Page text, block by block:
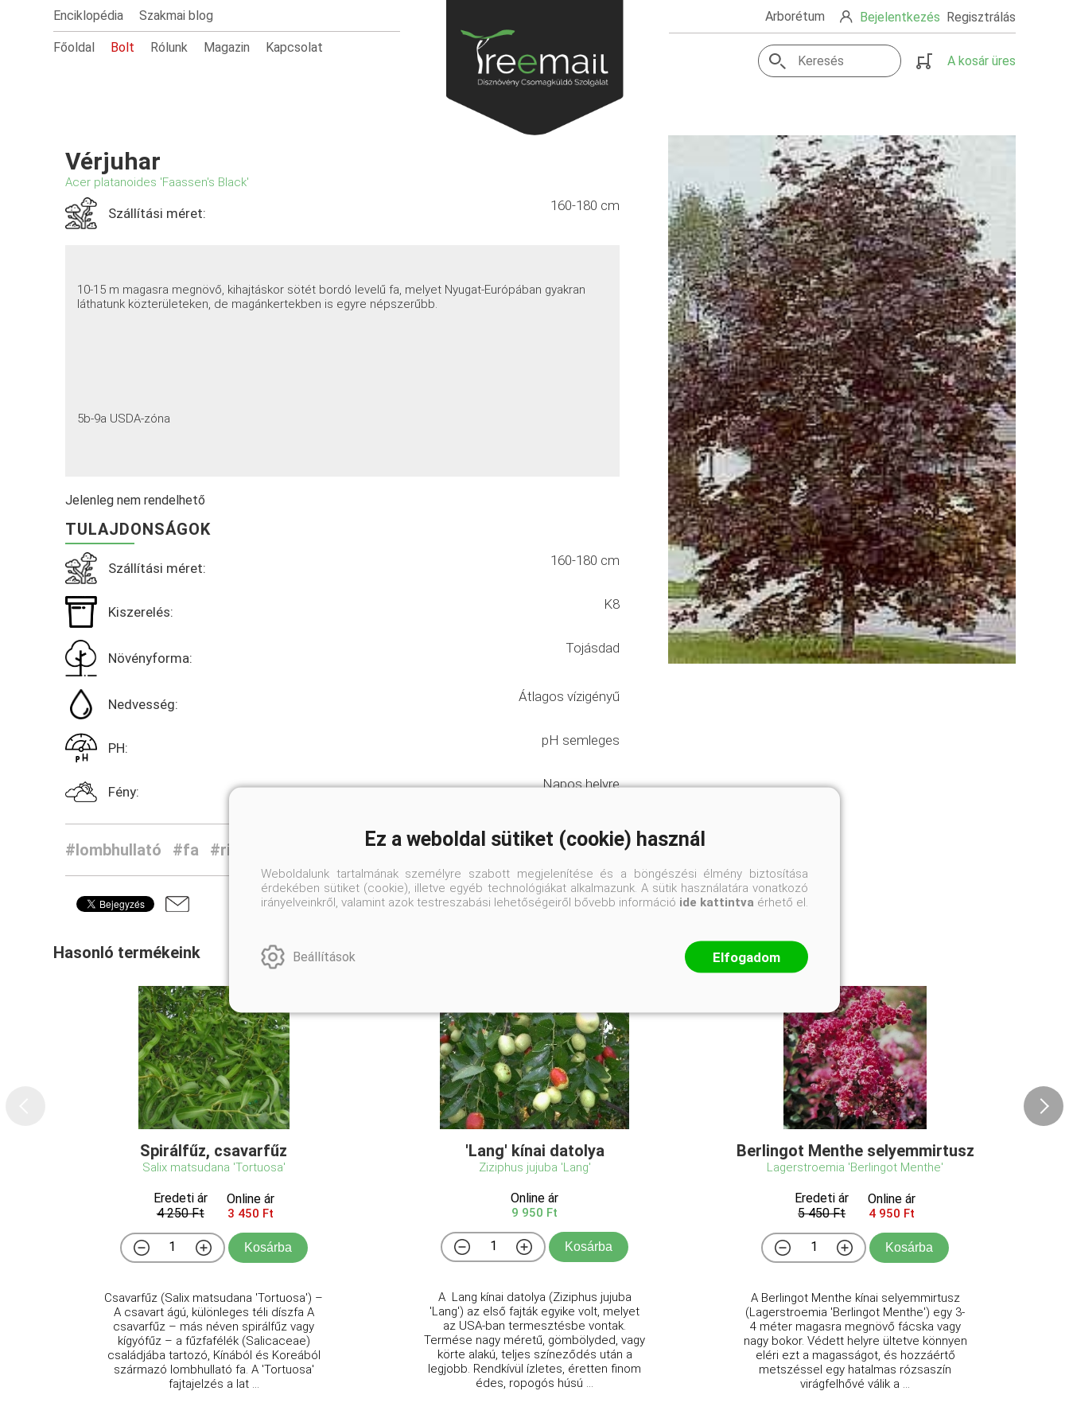
Enciklopédia Szakmai blog
Főoldal Bolt Rólunk Magazin Kapcsolat
Arborétum Bejelentkezés Regisztrálás
A kosár üres
Vérjuhar
Acer platanoides 'Faassen's Black'
Szállítási méret: 160-180 cm
10-15 m magasra megnövő, kihajtáskor sötét bordó levelű fa, melyet Nyugat-Európában gyakran
láthatunk közterületeken, de magánkertekben is egyre népszerűbb.
5b-9a USDA-zóna
Jelenleg nem rendelhető
TULAJDONSÁGOK
Szállítási méret: 160-180 cm
Kiszerelés: K8
Növényforma:
Tojásdad
Nedvesség: Átlagos vízigényű
PH: pH semleges
Fény: Napos helyre
#lombhullató #fa #ritkaság
Hasonló termékeink
Spirálfűz, csavarfűz
Salix matsudana 'Tortuosa'
Eredeti ár
4 250 Ft
Online ár
3 450 Ft
Kosárba
Csavarfűz (Salix matsudana 'Tortuosa') –
A csavart ágú, különleges téli díszfa A
csavarfűz – más néven spirálfűz vagy
kígyófűz – a fűzfafélék (Salicaceae)
családjába tartozó, Kínából és Koreából
származó lombhullató fa. A 'Tortuosa'
fajtajelzés a lat ...
'Lang' kínai datolya
Ziziphus jujuba 'Lang'
Online ár
9 950 Ft
Kosárba
A Lang kínai datolya (Ziziphus jujuba
'Lang') az első fajták egyike volt, melyet
az USA-ban termesztésbe vontak.
Termése nagy méretű, gömbölyded, vagy
körte alakú, teljes színeződés után a
legjobb. Rendkívül ízletes, éretten finom
édes, ropogós húsú ...
Berlingot Menthe selyemmirtusz
Lagerstroemia 'Berlingot Menthe'
Eredeti ár
5 450 Ft
Online ár
4 950 Ft
Kosárba
A Berlingot Menthe kínai selyemmirtusz
(Lagerstroemia 'Berlingot Menthe') egy 3-
4 méter magasra megnövő fácska vagy
nagy bokor. Védett helyre ültetve könnyen
eléri ezt a magasságot, és hozzáértő
metszéssel egy hatalmas rózsaszín
virágfelhővé válik a ...
Ez a weboldal sütiket (cookie) használ
Weboldalunk tartalmának személyre szabott megjelenítése és a böngészési élmény biztosítása
érdekében sütiket (cookie), illetve egyéb technológiákat alkalmazunk. A sütik használatára vonatkozó
irányelveinkről, valamint azok testreszabási lehetőségeiről bővebb információ ide kattintva érhető el.
Beállítások Elfogadom